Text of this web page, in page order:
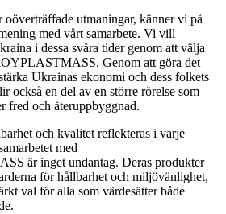
utmaningar, känner vi på
med vårt samarbete. Vi vill
i dessa svåra tider genom att välja
Genom att göra det
Ukrainas ekonomi och dess folkets
också en del av en större rörelse som
fred och återuppbyggnad.
och kvalitet reflekteras i varje
med
är inget undantag. Deras produkter
för hållbarhet och miljövänlighet,
val för alla som värdesätter både